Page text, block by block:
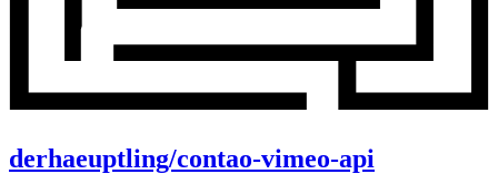
derhaeuptling/contao-vimeo-api